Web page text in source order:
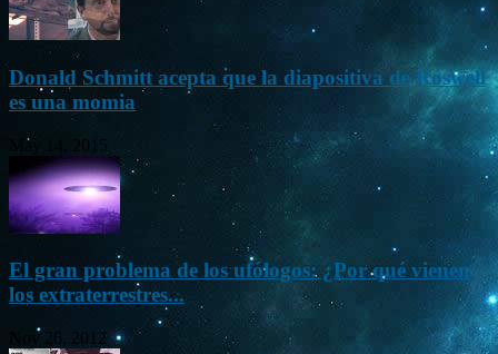
Donald Schmitt acepta que la diapositiva de Roswell
es una momia
May 14, 2015
El gran problema de los ufólogos: ¿Por qué vienen
los extraterrestres...
Nov 26, 2012